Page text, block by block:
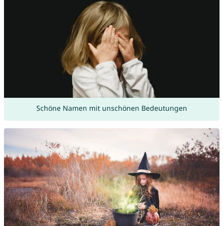
Schöne Namen mit unschönen Bedeutungen